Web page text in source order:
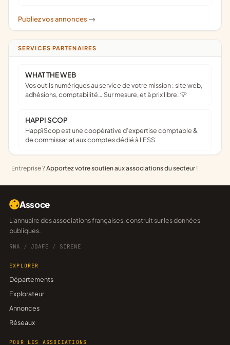
Publiez vos annonces ->
SERVICES PARTENAIRES
WHAT THE WEB
Vos outils numériques au service de votre mission : site web,
adhésions, comptabilité… Sur mesure, et à prix libre. 💡
HAPPI SCOP
Happï Scop est une coopérative d’expertise comptable &
de commissariat aux comptes dédié à l'ESS
Entreprise ?Apportez votre soutien aux associations du secteur !
Assoce
L'annuaire des associations françaises, construit sur les données
publiques.
RNA / JOAFE / SIRENE
EXPLORER
Départements
Explorateur
Annonces
Réseaux
POUR LES ASSOCIATIONS